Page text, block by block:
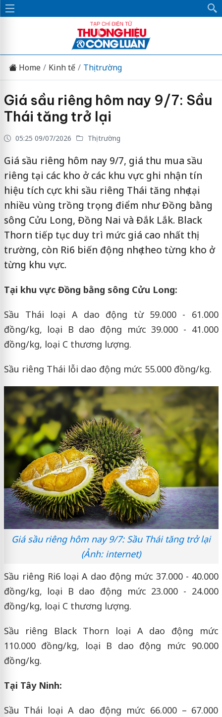
Home Kinh tế Thị trường
Giá sầu riêng hôm nay 9/7: Sầu
Thái tăng trở lại
05:25 09/07/2026 Thị trường
Giá sầu riêng hôm nay 9/7, giá thu mua sầu
riêng tại các kho ở các khu vực ghi nhận tín
hiệu tích cực khi sầu riêng Thái tăng nhẹ tại
nhiều vùng trồng trọng điểm như Đồng bằng
sông Cửu Long, Đồng Nai và Đắk Lắk. Black
Thorn tiếp tục duy trì mức giá cao nhất thị
trường, còn Ri6 biến động nhẹ theo từng kho ở
từng khu vực.
Tại khu vực Đồng bằng sông Cửu Long:
Sầu Thái loại A dao động từ 59.000 - 61.000
đồng/kg, loại B dao động mức 39.000 - 41.000
đồng/kg, loại C thương lượng.
Sầu riêng Thái lỗi dao động mức 55.000 đồng/kg.
Giá sầu riêng hôm nay 9/7: Sầu Thái tăng trở lại
(Ảnh: internet)
Sầu riêng Ri6 loại A dao động mức 37.000 - 40.000
đồng/kg, loại B dao động mức 23.000 - 24.000
đồng/kg, loại C thương lượng.
Sầu riêng Black Thorn loại A dao động mức
110.000 đồng/kg, loại B dao động mức 90.000
đồng/kg.
Tại Tây Ninh:
Sầu Thái loại A dao động mức 66.000 – 67.000